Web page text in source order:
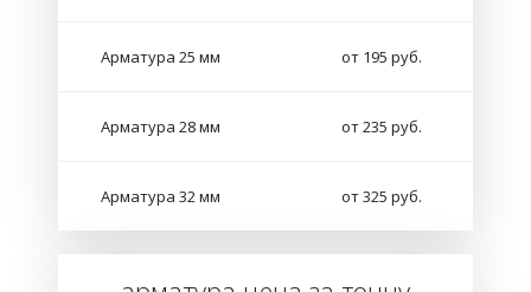
Арматура 25 мм от 195 руб.
Арматура 28 мм от 235 руб.
Арматура 32 мм от 325 руб.